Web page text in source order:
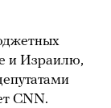
и Израилю,
CNN.